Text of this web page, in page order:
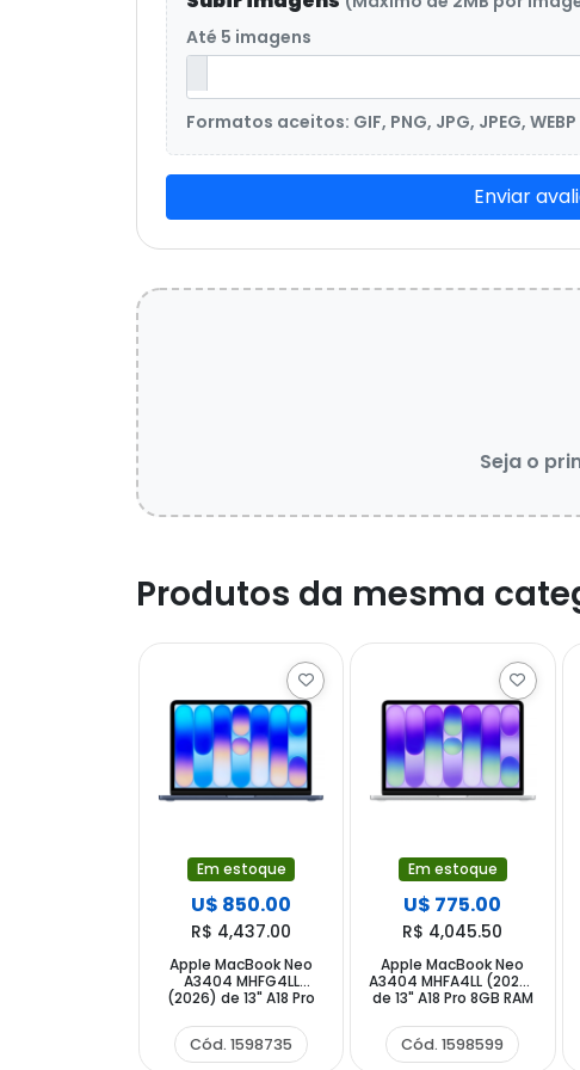
Até 5 imagens
Formatos aceitos: GIF, PNG, JPG, JPEG, WEBP
Enviar
Seja o
Produtos da mesma
Em estoque
U$ 850.00
R$ 4,437.00
Apple MacBook Neo
A3404 MHFG4LL
(2026) de 13" A18 Pro
Indigo
Cód. 1598735
Em estoque
U$ 775.00
R$ 4,045.50
Apple MacBook Neo
A3404 MHFA4LL (2026)
de 13" A18 Pro 8GB RAM
Cód. 1598599